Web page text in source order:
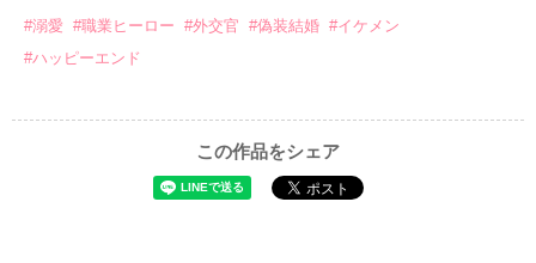
#溺愛 #職業ヒーロー #外交官 #偽装結婚 #イケメン
#ハッピーエンド
この作品をシェア